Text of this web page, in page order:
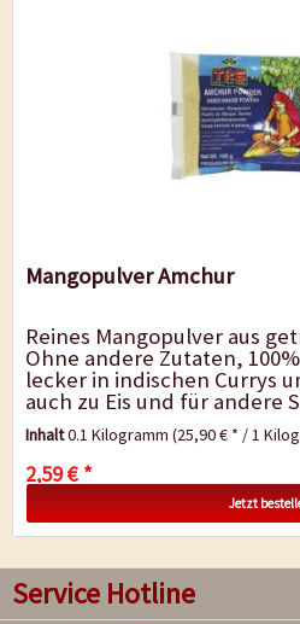
Mangopulver Amchur
Reines Mangopulver aus
Ohne andere Zutaten,
lecker in indischen Currys
auch zu Eis und für andere
es gerne als Ersatz für...
Inhalt0.1 Kilogramm(25,90 € * / 1
2,59 € *
Jetzt
Service Hotline